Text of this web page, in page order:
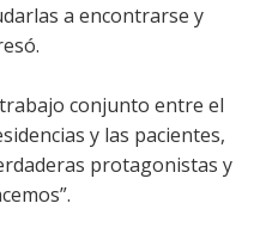
a encontrarse y
conjunto entre el
y las pacientes,
protagonistas y